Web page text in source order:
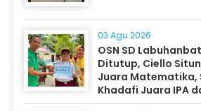
03 Agu 2026
OSN SD
Ditutup, Ciello
Juara Matematika,
Khadafi Juara IPA
Timothy Rangkuti